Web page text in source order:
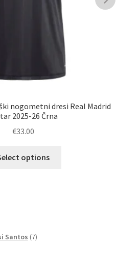
nogometni dresi Real Madrid
2025-26 Črna
€33.00
options
Santos 7izdelkov